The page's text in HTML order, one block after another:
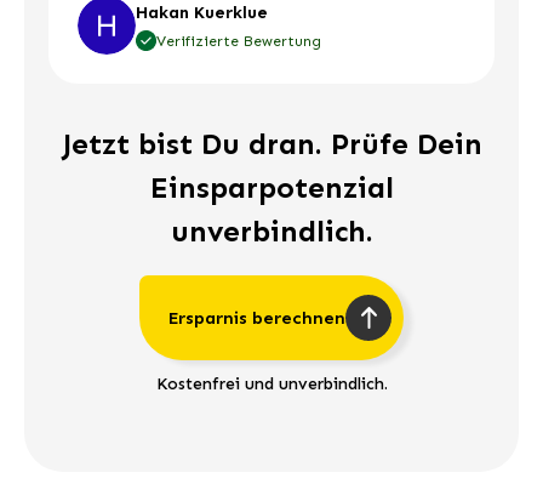
Hakan Kuerklue
Verifizierte Bewertung
Jetzt bist Du dran. Prüfe Dein
Einsparpotenzial
unverbindlich.
Ersparnis berechnen
Kostenfrei und unverbindlich.